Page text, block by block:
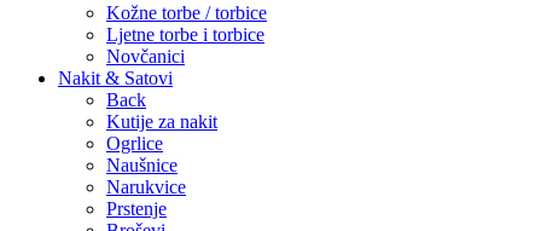
Kožne torbe / torbice
Ljetne torbe i torbice
Novčanici
Nakit & Satovi
Back
Kutije za nakit
Ogrlice
Naušnice
Narukvice
Prstenje